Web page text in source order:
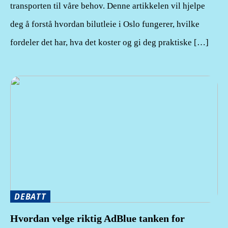
transporten til våre behov. Denne artikkelen vil hjelpe
deg å forstå hvordan bilutleie i Oslo fungerer, hvilke
fordeler det har, hva det koster og gi deg praktiske […]
DEBATT
Hvordan velge riktig AdBlue tanken for